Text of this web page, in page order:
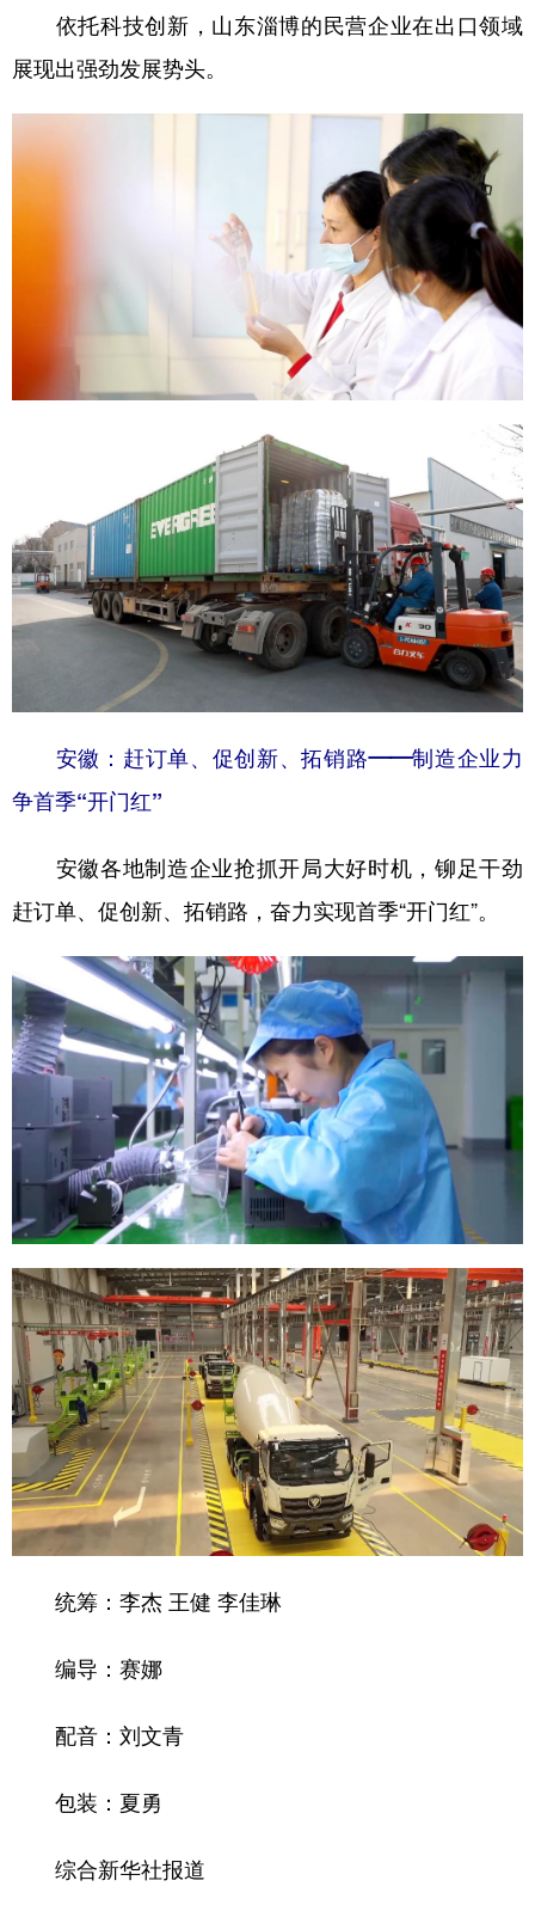
依托科技创新，山东淄博的民营企业在出口领域
展现出强劲发展势头。
安徽：赶订单、促创新、拓销路——制造企业力
争首季“开门红”
安徽各地制造企业抢抓开局大好时机，铆足干劲
赶订单、促创新、拓销路，奋力实现首季“开门红”。
统筹：李杰 王健 李佳琳
编导：赛娜
配音：刘文青
包装：夏勇
综合新华社报道